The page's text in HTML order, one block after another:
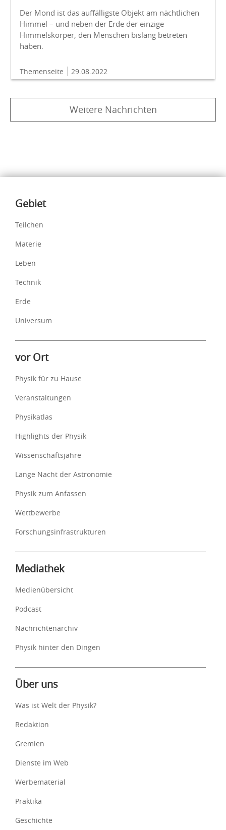
Der Mond ist das auffälligste Objekt am nächtlichen
Himmel – und neben der Erde der einzige
Himmelskörper, den Menschen bislang betreten
haben.
Themenseite 29.08.2022
Weitere Nachrichten
Inhalte
Gebiet
Teilchen
Materie
Leben
Technik
Erde
Universum
vor Ort
Physik für zu Hause
Veranstaltungen
Physikatlas
Highlights der Physik
Wissenschaftsjahre
Lange Nacht der Astronomie
Physik zum Anfassen
Wettbewerbe
Forschungsinfrastrukturen
Mediathek
Medienübersicht
Podcast
Nachrichtenarchiv
Physik hinter den Dingen
Über uns
Was ist Welt der Physik?
Redaktion
Gremien
Dienste im Web
Werbematerial
Praktika
Geschichte